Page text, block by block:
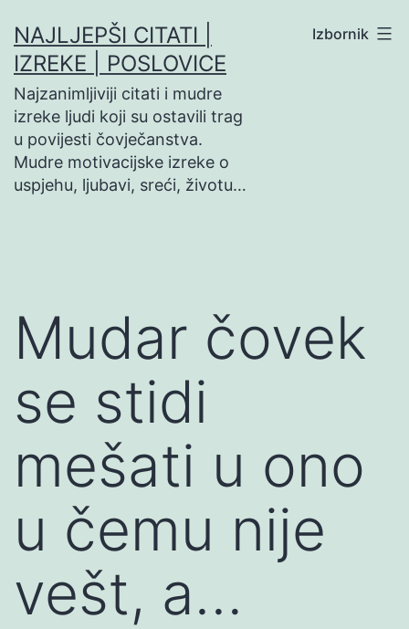
na
sadržaj
NAJLJEPŠI CITATI |
IZREKE | POSLOVICE
Najzanimljiviji citati i mudre
izreke ljudi koji su ostavili trag
u povijesti čovječanstva.
Mudre motivacijske izreke o
uspjehu, ljubavi, sreći, životu…
Izbornik
Mudar čovek
se stidi
mešati u ono
u čemu nije
vešt, a…